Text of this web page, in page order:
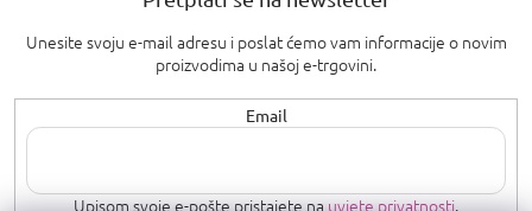
Unesite svoju e-mail adresu i poslat ćemo vam informacije o novim
proizvodima u našoj e-trgovini.
Email
Upisom svoje e-pošte pristajete nauvjete privatnosti.